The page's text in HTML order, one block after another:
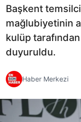
Başkent
mağlubiyetinin
kulüp
duyuruldu.
Haber Merkezi